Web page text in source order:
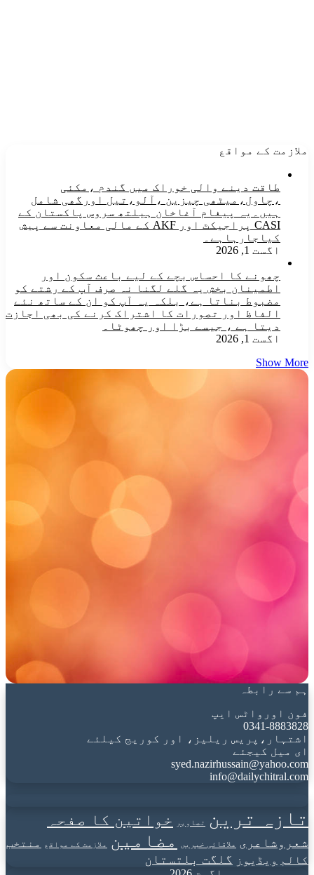
ملازمت کے مواقع
طاقت دینے والی خوراک میں گندم ،مکئی
،چاول،میٹھی چیزین ،آلو،تیل اورگھی شامل
ہیں۔یہ پیغام آغاخان ہیلتھ سروس پاکستان کے
CASI پراجیکٹ اور AKF کے مالی معاونت سے پیش
کیاجارہاہے۔
اگست 1, 2026
چھونے کا احساس بچے کے لیے باعث سکون اور
اطمینان بخش یہ گلے لگنا نہ صرف آپ کے رشتے کو
مضبوط بناتا ہے، بلکہ یہ آپ کو ان کے ساتھ نئے
الفاظ اور تصورات کا اشتراک کرنے کی بھی اجازت
دیتا ہے ، جیسے بڑا اور چھوٹا۔
اگست 1, 2026
Show More
ہم سے رابطہ
فون اورواٹس ایپ
0341-8883828
اشتہار،پریس ریلیز، اور کوریج کیلئے
ای میل کیجئے
syed.nazirhussain@yahoo.com
info@dailychitral.com
تازہ ترین تصاویر خواتین کا صفحہ
شعروشاعری علاقائی خبریں مضامین ملازمت کے مواقع
منتخب
کالم ویڈیوز گلگت بلتستان